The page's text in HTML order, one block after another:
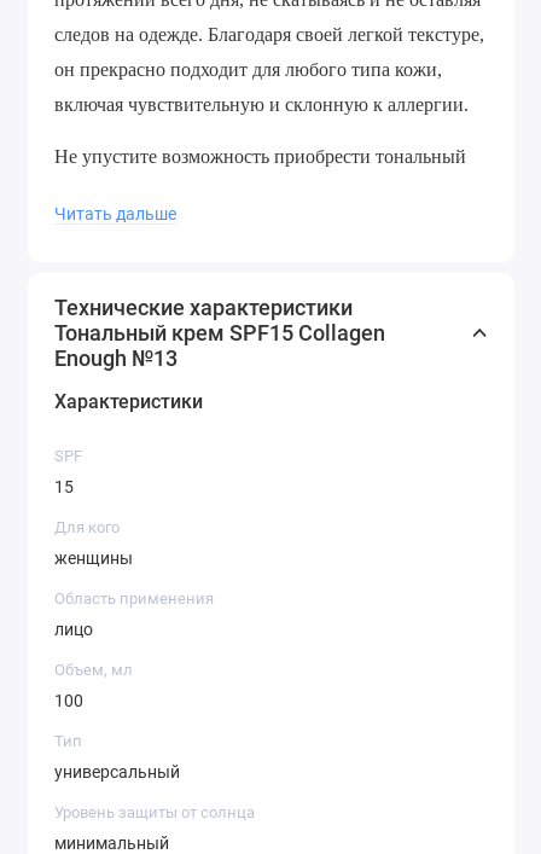
следов на одежде. Благодаря своей легкой текстуре,
он прекрасно подходит для любого типа кожи,
включая чувствительную и склонную к аллергии.
Не упустите возможность приобрести тональный
своей идеальной кожей каждый день!
Читать дальше
Технические характеристики
Тональный крем SPF15 Collagen
Enough №13
Характеристики
SPF
15
Для кого
женщины
Область применения
лицо
Объем, мл
100
Тип
универсальный
Уровень защиты от солнца
минимальный